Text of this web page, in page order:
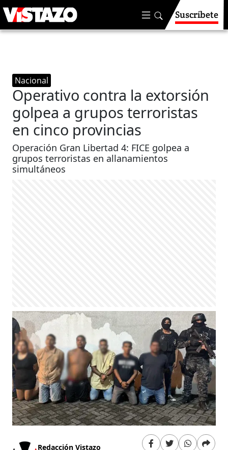
Suscríbete
Nacional
Operativo contra la extorsión
golpea a grupos terroristas
en cinco provincias
Operación Gran Libertad 4: FICE golpea a
grupos terroristas en allanamientos
simultáneos
Redacción Vistazo